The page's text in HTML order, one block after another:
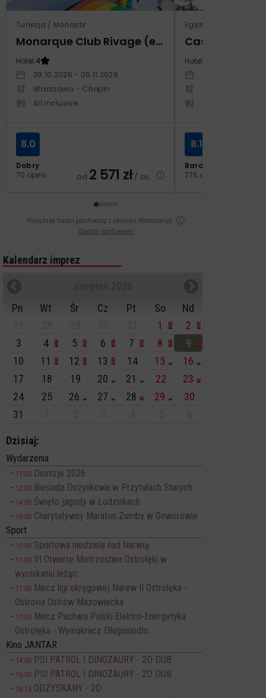
Tunezja / Monastir
Monarque Club Rivage (ex Calimera)
Hotel:4
29.10.2026 - 05.11.2026
Warszawa - Chopin
All Inclusive
Dobry
70 opinii
8.0
od 2 571 zł/ os.
Egipt / Marsa El
Hotel:
Warszawa -
Bardzo dobry
276 opinii
8.1
Powyższe treści pochodzą z serwisu Wakacje.pl
Zostań partnerem
Kalendarz imprez
Pn
Wt Śr Cz Pt So
Nd
1
2
3
4 5 6 7 8
9
10
11 12 13 14 15
16
17
18 19 20 21 22
23
24
25 26 27 28 29
30
31
Dzisiaj:
Wydarzenia
17:30 Dionizje 2026
12:00 Biesiada Dożynkowa w Przytułach Starych
14:00 Święto jagody w Łodziskach
16:00 Charytatywny Maraton Zumby w Goworowie
Sport
10:00 Sportowa niedziela nad Narwią
11:00 VI Otwarte Mistrzostwa Ostrołęki w
wyciskaniu leżąc
11:00 Mecz ligi okręgowej Narew II Ostrołęka -
Ostrovia Ostrów Mazowiecka
17:30 Mecz Pucharu Polski Elektro-Energetyka
Ostrołęka - Wymakracz Długosiodło
Kino JANTAR
14:00 PSI PATROL I DINOZAURY - 2D DUB
16:00 PSI PATROL I DINOZAURY - 2D DUB
16:15 ODZYSKANY - 2D